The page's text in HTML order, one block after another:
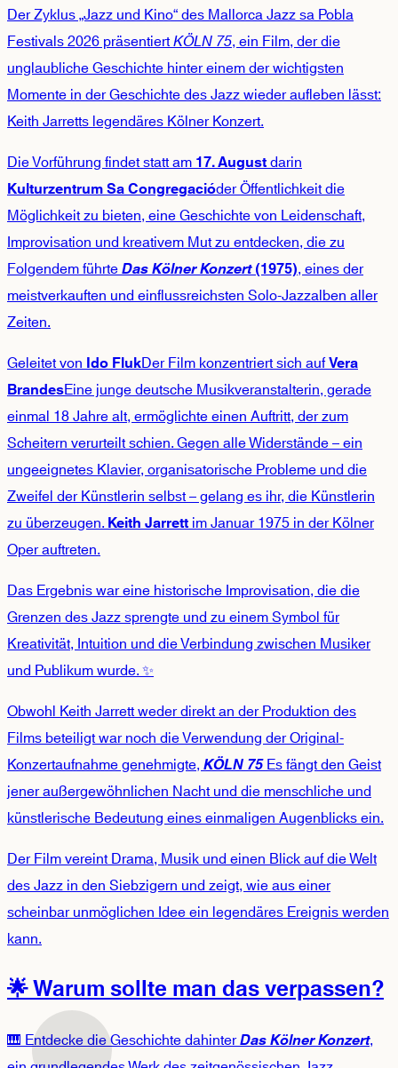
Der Zyklus „Jazz und Kino“ des Mallorca Jazz sa Pobla
Festivals 2026 präsentiertKÖLN 75, ein Film, der die
unglaubliche Geschichte hinter einem der wichtigsten
Momente in der Geschichte des Jazz wieder aufleben lässt:
Keith Jarretts legendäres Kölner Konzert.
Die Vorführung findet statt am17. Augustdarin
Kulturzentrum Sa Congregacióder Öffentlichkeit die
Möglichkeit zu bieten, eine Geschichte von Leidenschaft,
Improvisation und kreativem Mut zu entdecken, die zu
Folgendem führteDas Kölner Konzert(1975), eines der
meistverkauften und einflussreichsten Solo-Jazzalben aller
Zeiten.
Geleitet vonIdo FlukDer Film konzentriert sich aufVera
BrandesEine junge deutsche Musikveranstalterin, gerade
einmal 18 Jahre alt, ermöglichte einen Auftritt, der zum
Scheitern verurteilt schien. Gegen alle Widerstände – ein
ungeeignetes Klavier, organisatorische Probleme und die
Zweifel der Künstlerin selbst – gelang es ihr, die Künstlerin
zu überzeugen.Keith Jarrettim Januar 1975 in der Kölner
Oper auftreten.
Das Ergebnis war eine historische Improvisation, die die
Grenzen des Jazz sprengte und zu einem Symbol für
Kreativität, Intuition und die Verbindung zwischen Musiker
und Publikum wurde. ✨
Obwohl Keith Jarrett weder direkt an der Produktion des
Films beteiligt war noch die Verwendung der Original-
Konzertaufnahme genehmigte,KÖLN 75Es fängt den Geist
jener außergewöhnlichen Nacht und die menschliche und
künstlerische Bedeutung eines einmaligen Augenblicks ein.
Der Film vereint Drama, Musik und einen Blick auf die Welt
des Jazz in den Siebzigern und zeigt, wie aus einer
scheinbar unmöglichen Idee ein legendäres Ereignis werden
kann.
🌟 Warum sollte man das verpassen?
🎹 Entdecke die Geschichte dahinterDas Kölner Konzert,